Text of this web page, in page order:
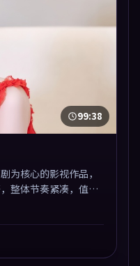
99:38
为核心的影视作品，
整体节奏紧凑，值得